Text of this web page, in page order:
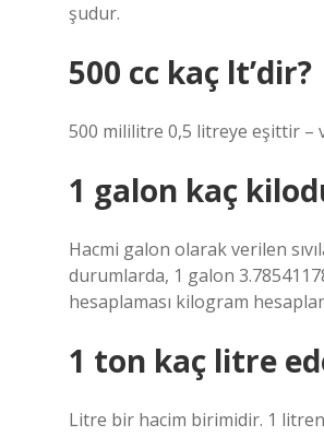
şudur.
500 cc kaç lt’dir?
500 mililitre 0,5 litreye eşittir –
1 galon kaç
Hacmi galon olarak verilen
durumlarda, 1 galon
hesaplaması kilogram
1 ton kaç litre
Litre bir hacim birimidir. 1